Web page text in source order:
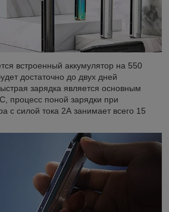
встроенный аккумулятор на 550
достаточно до двух дней
зарядка является основным
процесс поной зарядки при
с силой тока 2А занимает всего 15